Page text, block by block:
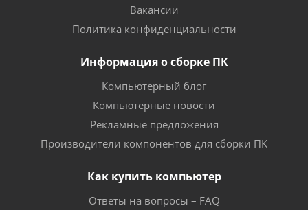
Вакансии
Политика конфиденциальности
Информация о сборке ПК
Компьютерный блог
Компьютерные новости
Рекламные предложения
Производители компонентов для сборки ПК
Как купить компьютер
Ответы на вопросы – FAQ